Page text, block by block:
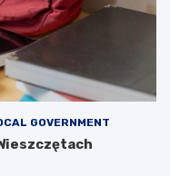
GOVERNMENT